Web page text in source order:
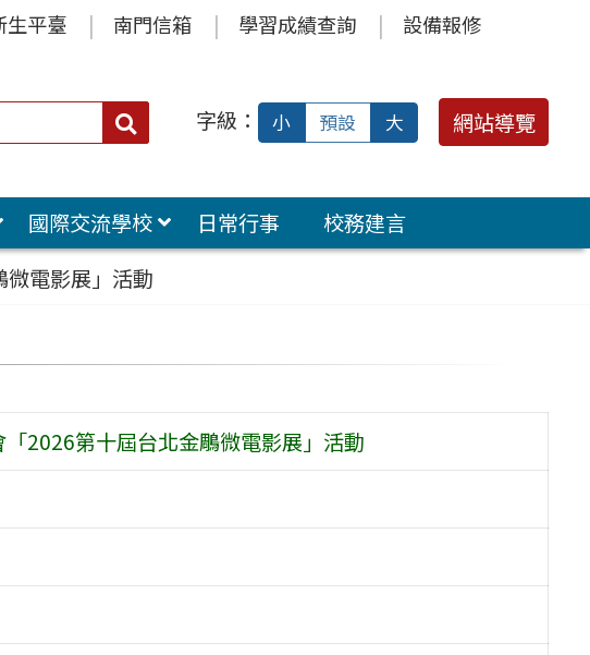
生平臺 南門信箱 學習成績查詢 設備報修
搜
字級： 小 預設 大 網站導覽
國際交流學校 日常行事
校務建言
電影展」活動
2026第十屆台北金鵰微電影展」活動